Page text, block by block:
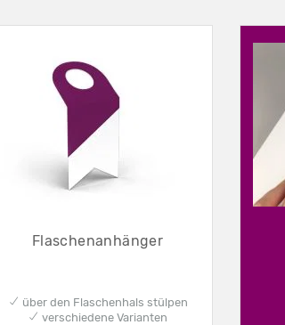
Flaschenanhänger
✔ über den Flaschenhals stülpen
✔ verschiedene Varianten